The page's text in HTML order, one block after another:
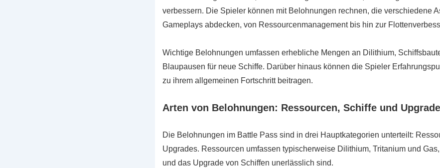
verbessern. Die Spieler können mit Belohnungen rechnen, die verschiedene
Gameplays abdecken, von Ressourcenmanagement bis hin zur
Wichtige Belohnungen umfassen erhebliche Mengen an Dilithium,
Blaupausen für neue Schiffe. Darüber hinaus können die Spieler
zu ihrem allgemeinen Fortschritt beitragen.
Arten von Belohnungen: Ressourcen, Schiffe und
Die Belohnungen im Battle Pass sind in drei Hauptkategorien unterteilt:
Upgrades. Ressourcen umfassen typischerweise Dilithium, Tritanium und
und das Upgrade von Schiffen unerlässlich sind.